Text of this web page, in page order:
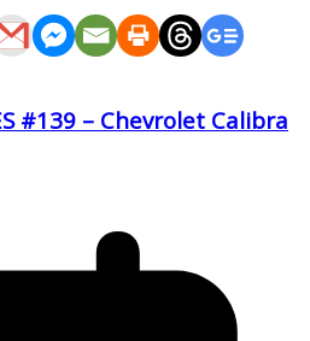
#139 – Chevrolet Calibra